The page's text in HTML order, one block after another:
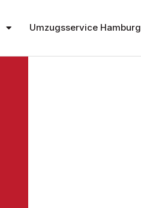
Umzugsservice Hamburg